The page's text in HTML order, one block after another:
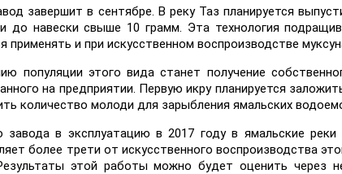
завершит в сентябре. В реку Таз планируется
до навески свыше 10 грамм. Эта технология
и при искусственном воспроизводстве
популяции этого вида станет получение
на предприятии. Первую икру планируется
количество молоди для зарыбления ямальских
в эксплуатацию в 2017 году в ямальские
более трети от искусственного воспроизводства
этой работы можно будет оценить через